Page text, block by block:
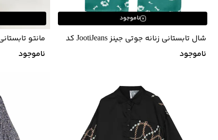
ناموجود
شال تابستانی زنانه جوتی جینز JootiJeans کد
21978280
ناموجود 22732617
ناموجود